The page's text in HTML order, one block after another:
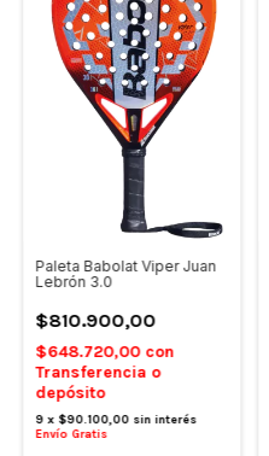
Paleta Babolat Viper Juan
Lebrón 3.0
$810.900,00
$648.720,00 con
Transferencia o
depósito
9 x $90.100,00 sin interés
Envío Gratis